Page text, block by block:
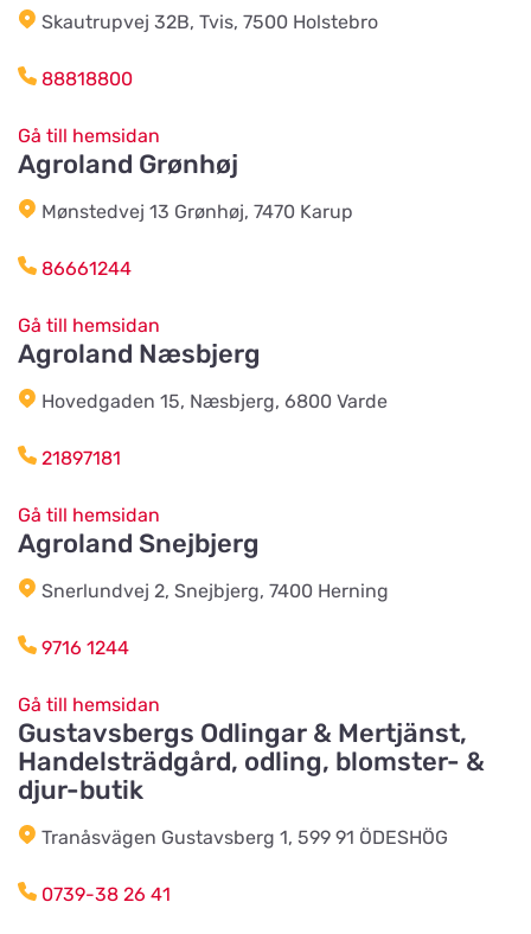
Lundabackens Djurfoder
Titta på kartan
BVL Söderåsen AB
Böketoftavägen 19
Rosenlidsvägen 11
Hund & Kattshopen
Vistvägen 34
Industrigatan 1
Djurspecialisten i Eskilstuna AB
Stavs Häst och Hund
Stav 2
Titta på kartan
Djórahandilin sp/f
Titta på kartan
Skautrupvej 32B, Tvis, 7500 Holstebro
88818800
Gå till hemsidan
Agroland Grønhøj
Mønstedvej 13 Grønhøj, 7470 Karup
86661244
Gå till hemsidan
Agroland Næsbjerg
Hovedgaden 15, Næsbjerg, 6800 Varde
21897181
Gå till hemsidan
Agroland Snejbjerg
Snerlundvej 2, Snejbjerg, 7400 Herning
9716 1244
Gå till hemsidan
Gustavsbergs Odlingar & Mertjänst,
Handelsträdgård, odling, blomster- &
djur-butik
Tranåsvägen Gustavsberg 1, 599 91 ÖDESHÖG
0739-38 26 41